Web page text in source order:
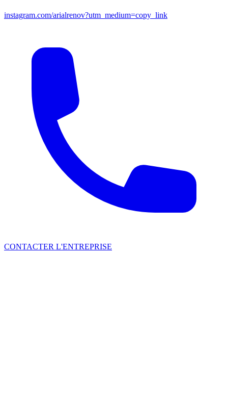
instagram.com/arialrenov?utm_medium=copy_link
CONTACTER L'ENTREPRISE